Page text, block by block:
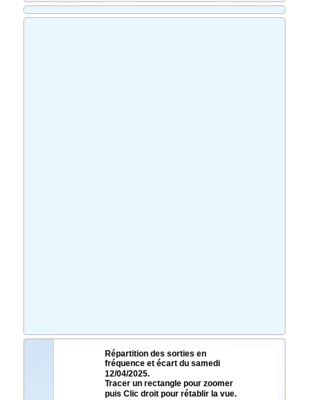
Répartition des sorties en
fréquence et écart du samedi
12/04/2025.
Tracer un rectangle pour zoomer
puis Clic droit pour rétablir la vue.